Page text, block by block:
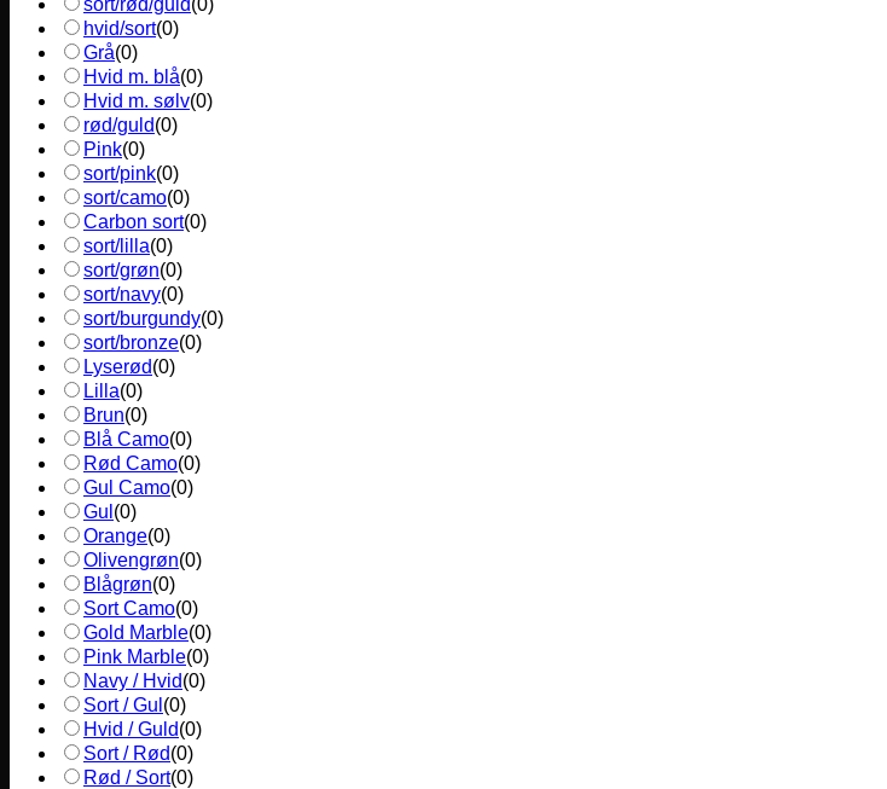
hvid/sort(0)
Grå(0)
Hvid m. blå(0)
Hvid m. sølv(0)
rød/guld(0)
Pink(0)
sort/pink(0)
sort/camo(0)
Carbon sort(0)
sort/lilla(0)
sort/grøn(0)
sort/navy(0)
sort/burgundy(0)
sort/bronze(0)
Lyserød(0)
Lilla(0)
Brun(0)
Blå Camo(0)
Rød Camo(0)
Gul Camo(0)
Gul (0)
Orange(0)
Olivengrøn(0)
Blågrøn(0)
Sort Camo(0)
Gold Marble(0)
Pink Marble(0)
Navy / Hvid(0)
Sort / Gul (0)
Hvid / Guld(0)
Sort / Rød(0)
Rød / Sort(0)